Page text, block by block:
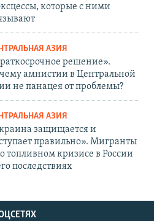
которые с ними
АЗИЯ
решение».
амнистии в Центральной
не панацея от проблемы?
АЗИЯ
защищается и
правильно». Мигранты
топливном кризисе в России
последствиях